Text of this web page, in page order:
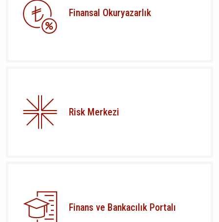
Finansal Okuryazarlık
Risk Merkezi
Finans ve Bankacılık Portalı